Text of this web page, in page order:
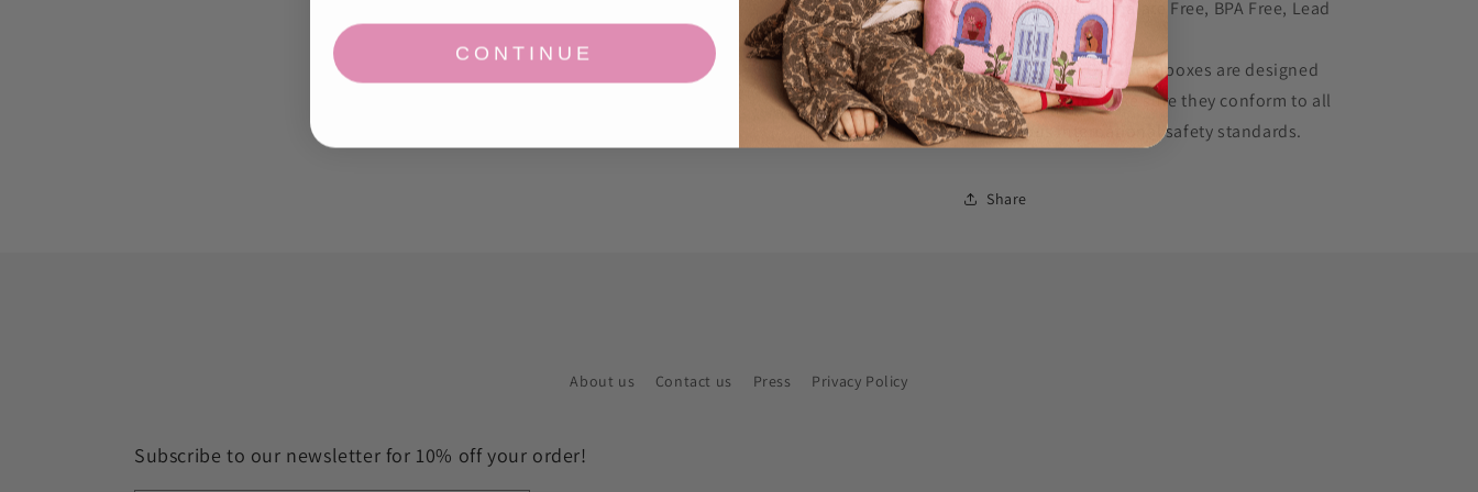
PVC Free, Phthalate Free, BPA Free, Lead
Free Lining.
Kid-Safe: Our lunchboxes are designed
and tested to make sure they conform to all
rigorous international safety standards.
Share
About us Contact us Press Privacy Policy
Subscribe to our newsletter for 10% off your order!
CONTINUE